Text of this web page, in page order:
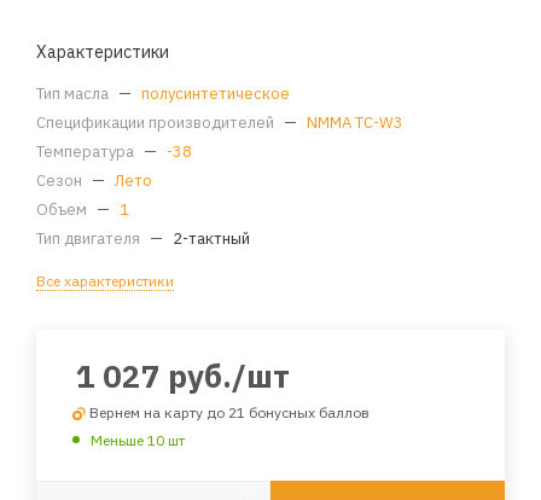
Характеристики
Тип масла — полусинтетическое
Спецификации производителей — NMMA TC-W3
Температура — -38
Сезон — Лето
Объем — 1
Тип двигателя — 2-тактный
Все характеристики
1 027 руб./шт
Вернем на карту до 21 бонусных баллов
Меньше 10 шт